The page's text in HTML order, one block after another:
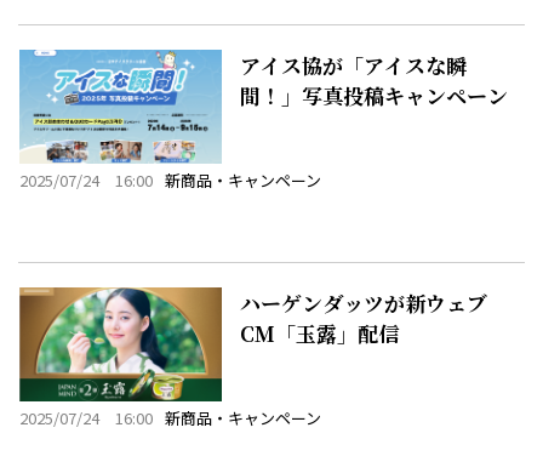
アイス協が「アイスな瞬
間！」写真投稿キャンペーン
2025/07/24 16:00 新商品・キャンペーン
ハーゲンダッツが新ウェブ
CM「玉露」配信
2025/07/24 16:00 新商品・キャンペーン